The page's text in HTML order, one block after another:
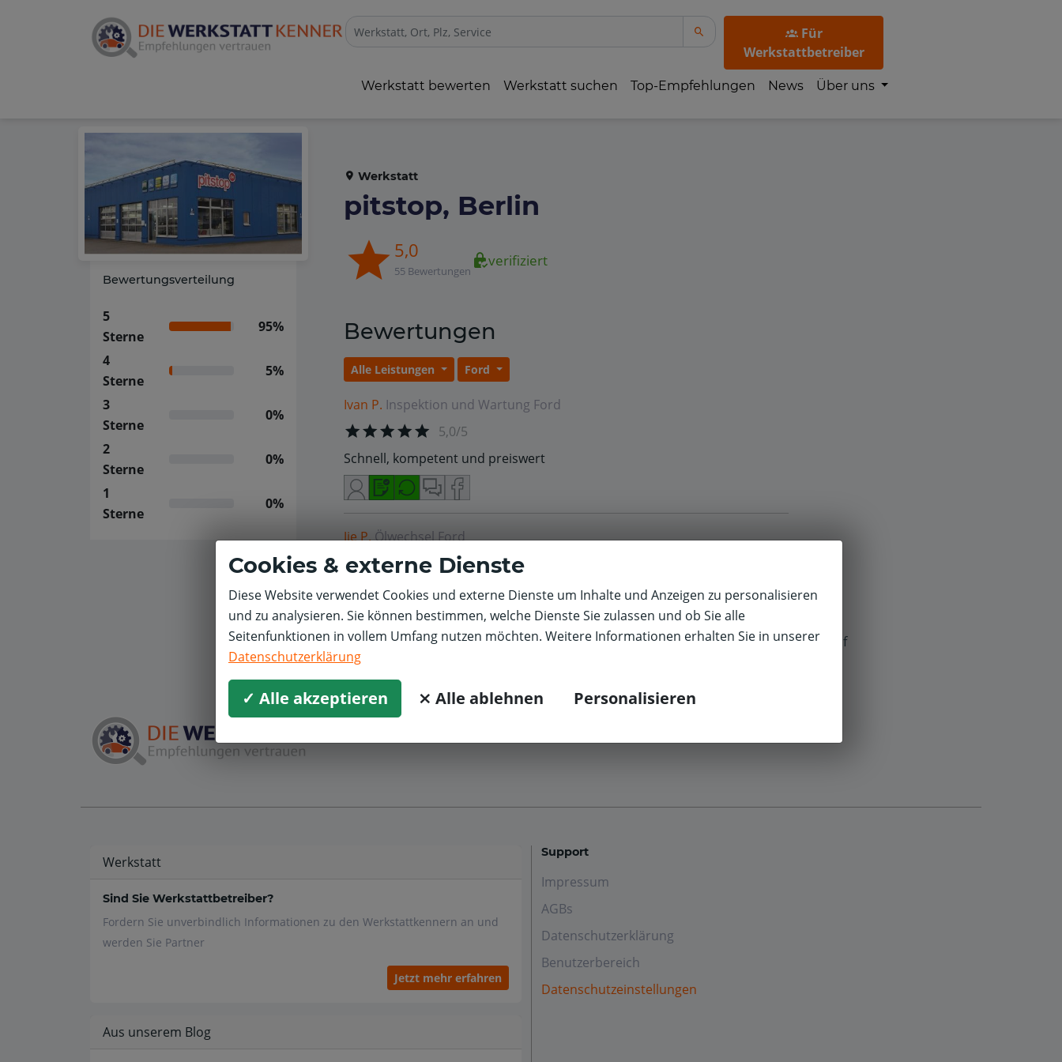
Für
Werkstattbetreiber
Werkstatt bewerten Werkstatt suchen Top-Empfehlungen News Über uns
Bewertungsverteilung
5
Sterne
95%
4
Sterne
5%
3
Sterne
0%
2
Sterne
0%
1
Sterne
0%
Werkstatt
pitstop, Berlin
5,0
55 Bewertungen
verifiziert
Bewertungen
Alle Leistungen Ford
Ivan P. Inspektion und Wartung Ford
5,0/5
Schnell, kompetent und preiswert
Jie P.ÖlwechselFord
5,0/5
Gute Leistung, freundliche Beratung
Werkstatt
Sind Sie Werkstattbetreiber?
Fordern Sie unverbindlich Informationen zu den Werkstattkennern an und
werden Sie Partner
Jetzt mehr erfahren
Aus unserem Blog
Support
Impressum
AGBs
Datenschutzerklärung
Benutzerbereich
Datenschutzeinstellungen
Cookies & externe Dienste
Diese Website verwendet Cookies und externe Dienste um Inhalte und Anzeigen zu personalisieren
und zu analysieren. Sie können bestimmen, welche Dienste Sie zulassen und ob Sie alle
Seitenfunktionen in vollem Umfang nutzen möchten. Weitere Informationen erhalten Sie in unserer
Datenschutzerklärung
✓ Alle akzeptieren ⨯ Alle ablehnen Personalisieren
f